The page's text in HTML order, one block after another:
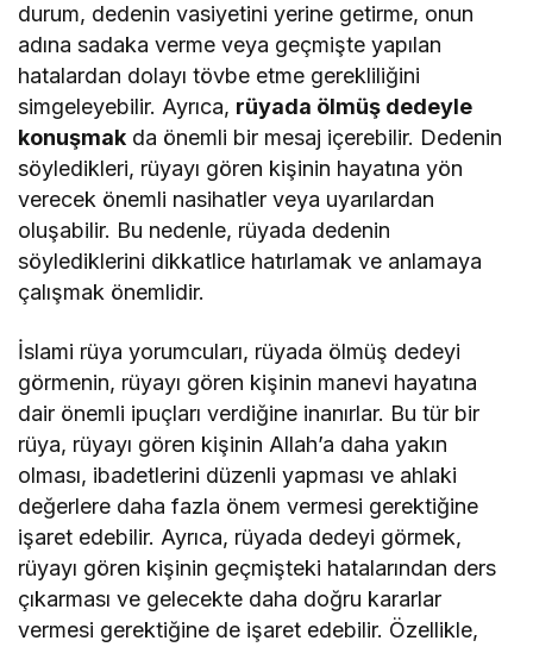
durum, dedenin vasiyetini yerine getirme, onun
adına sadaka verme veya geçmişte yapılan
hatalardan dolayı tövbe etme gerekliliğini
simgeleyebilir. Ayrıca, rüyada ölmüş dedeyle
konuşmak da önemli bir mesaj içerebilir. Dedenin
söyledikleri, rüyayı gören kişinin hayatına yön
verecek önemli nasihatler veya uyarılardan
oluşabilir. Bu nedenle, rüyada dedenin
söylediklerini dikkatlice hatırlamak ve anlamaya
çalışmak önemlidir.
İslami rüya yorumcuları, rüyada ölmüş dedeyi
görmenin, rüyayı gören kişinin manevi hayatına
dair önemli ipuçları verdiğine inanırlar. Bu tür bir
rüya, rüyayı gören kişinin Allah’a daha yakın
olması, ibadetlerini düzenli yapması ve ahlaki
değerlere daha fazla önem vermesi gerektiğine
işaret edebilir. Ayrıca, rüyada dedeyi görmek,
rüyayı gören kişinin geçmişteki hatalarından ders
çıkarması ve gelecekte daha doğru kararlar
vermesi gerektiğine de işaret edebilir. Özellikle,